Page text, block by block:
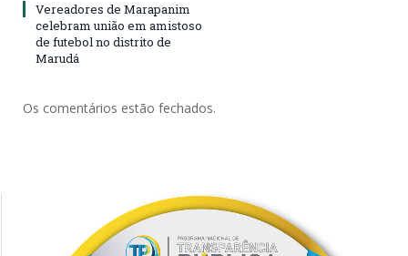
Vereadores de Marapanim
celebram união em amistoso
de futebol no distrito de
Marudá
Os comentários estão fechados.